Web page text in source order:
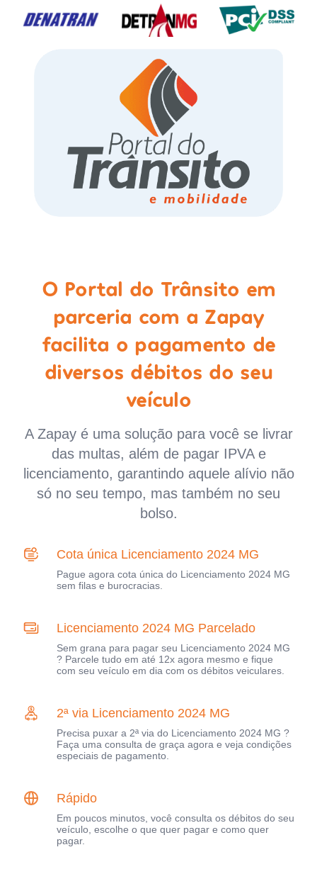
O Portal do Trânsito em
parceria com a Zapay
facilita o pagamento de
diversos débitos do seu
veículo
A Zapay é uma solução para você se livrar
das multas, além de pagar IPVA e
licenciamento, garantindo aquele alívio não
só no seu tempo, mas também no seu
bolso.
Cota única Licenciamento 2024 MG
Pague agora cota única do Licenciamento 2024 MG
sem filas e burocracias.
Licenciamento 2024 MG Parcelado
Sem grana para pagar seu Licenciamento 2024 MG
? Parcele tudo em até 12x agora mesmo e fique
com seu veículo em dia com os débitos veiculares.
2ª via Licenciamento 2024 MG
Precisa puxar a 2ª via do Licenciamento 2024 MG ?
Faça uma consulta de graça agora e veja condições
especiais de pagamento.
Rápido
Em poucos minutos, você consulta os débitos do seu
veículo, escolhe o que quer pagar e como quer
pagar.